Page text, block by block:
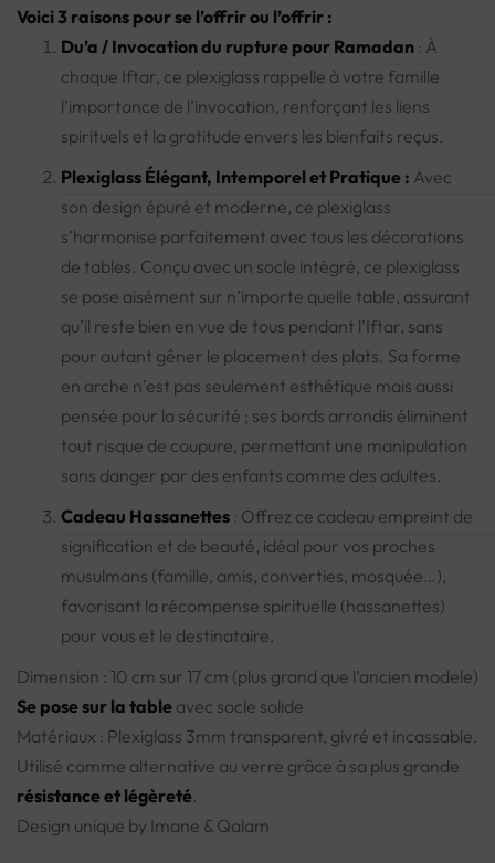
Voici 3 raisons pour se l’offrir ou l’offrir :
Du’a / Invocation du rupture pour Ramadan : À
chaque Iftar, ce plexiglass rappelle à votre famille
l’importance de l’invocation, renforçant les liens
spirituels et la gratitude envers les bienfaits reçus.
Plexiglass Élégant, Intemporel et Pratique : Avec
son design épuré et moderne, ce plexiglass
s’harmonise parfaitement avec tous les décorations
de tables. Conçu avec un socle intégré, ce plexiglass
se pose aisément sur n’importe quelle table, assurant
qu’il reste bien en vue de tous pendant l’Iftar, sans
pour autant gêner le placement des plats. Sa forme
en arche n’est pas seulement esthétique mais aussi
pensée pour la sécurité ; ses bords arrondis éliminent
tout risque de coupure, permettant une manipulation
sans danger par des enfants comme des adultes.
Cadeau Hassanettes : Offrez ce cadeau empreint de
signification et de beauté, idéal pour vos proches
musulmans (famille, amis, converties, mosquée…),
favorisant la récompense spirituelle (hassanettes)
pour vous et le destinataire.
Dimension : 10 cm sur 17 cm (plus grand que l’ancien modele)
Se pose sur la table avec socle solide
Matériaux : Plexiglass 3mm transparent, givré et incassable.
Utilisé comme alternative au verre grâce à sa plus grande
résistance et légèreté.
Design unique by Imane & Qalam